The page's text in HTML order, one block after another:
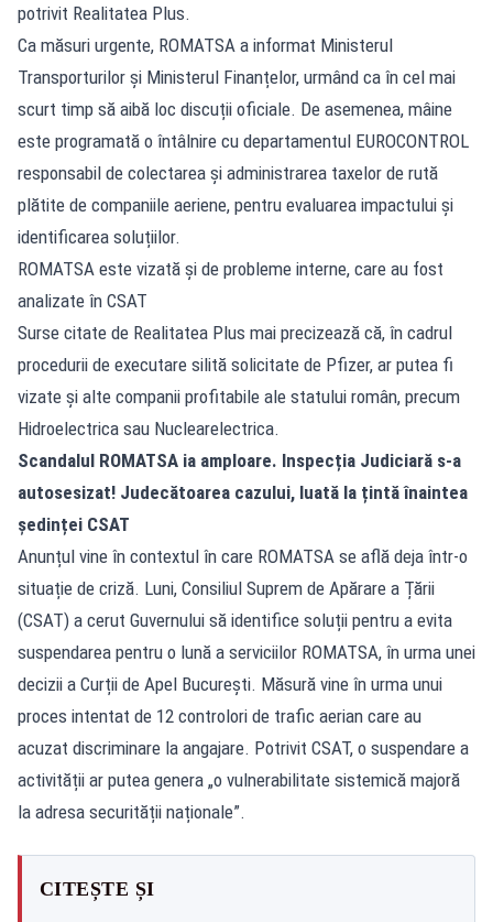
potrivit Realitatea Plus.
Ca măsuri urgente, ROMATSA a informat Ministerul
Transporturilor și Ministerul Finanțelor, urmând ca în cel mai
scurt timp să aibă loc discuții oficiale. De asemenea, mâine
este programată o întâlnire cu departamentul EUROCONTROL
responsabil de colectarea și administrarea taxelor de rută
plătite de companiile aeriene, pentru evaluarea impactului și
identificarea soluțiilor.
ROMATSA este vizată și de probleme interne, care au fost
analizate în CSAT
Surse citate de Realitatea Plus mai precizează că, în cadrul
procedurii de executare silită solicitate de Pfizer, ar putea fi
vizate și alte companii profitabile ale statului român, precum
Hidroelectrica sau Nuclearelectrica.
Scandalul ROMATSA ia amploare. Inspecția Judiciară s-a
autosesizat! Judecătoarea cazului, luată la țintă înaintea
ședinței CSAT
Anunțul vine în contextul în care ROMATSA se află deja într-o
situație de criză. Luni, Consiliul Suprem de Apărare a Țării
(CSAT) a cerut Guvernului să identifice soluții pentru a evita
suspendarea pentru o lună a serviciilor ROMATSA, în urma unei
decizii a Curții de Apel București. Măsură vine în urma unui
proces intentat de 12 controlori de trafic aerian care au
acuzat discriminare la angajare. Potrivit CSAT, o suspendare a
activității ar putea genera „o vulnerabilitate sistemică majoră
la adresa securității naționale”.
CITEȘTE ȘI